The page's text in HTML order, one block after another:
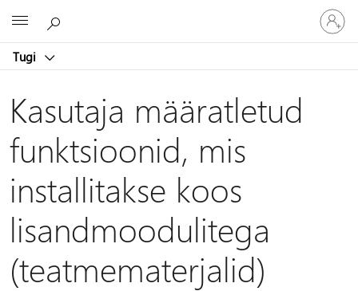
Tugi
Logige
sisse
oma
Kasutaja määratletud
funktsioonid, mis
installitakse koos
lisandmoodulitega
(teatmematerjalid)